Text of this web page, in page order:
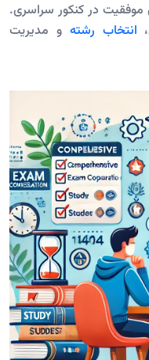
موفقیت در کنکور سراسری.
انتخاب رشته و مدیریت